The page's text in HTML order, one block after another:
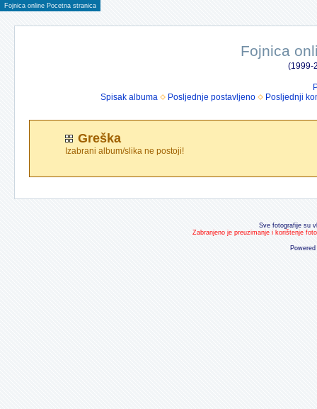
Fojnica online Pocetna stranica
Fojnica
(1999-
Spisak albuma
Posljednje postavljeno Posljednji
Greška
Izabrani album/slika ne postoji!
Sve fotografije su
Zabranjeno je preuzimanje i korištenje